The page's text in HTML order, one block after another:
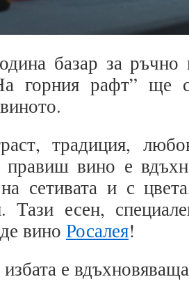
базар за
горния рафт” ще
традиция,
правиш вино е
на сетивата и с
Тази есен,
вино Росалея!
е